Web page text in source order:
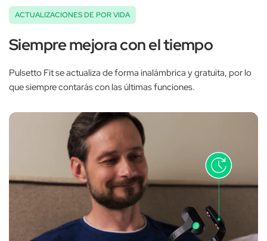
ACTUALIZACIONES DE POR VIDA
Siempre mejora con el tiempo
Pulsetto Fit se actualiza de forma inalámbrica y gratuita, por lo
que siempre contarás con las últimas funciones.